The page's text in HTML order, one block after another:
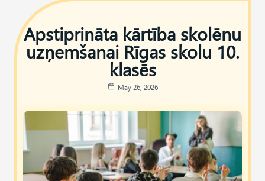
Apstiprināta kārtība skolēnu
uzņemšanai Rīgas skolu 10.
klasēs
May 26, 2026